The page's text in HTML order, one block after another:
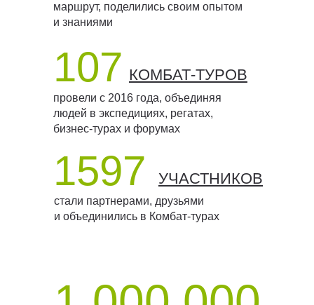
КОМБАТ-ТУРОВ
провели с 2016 года, объединяя
людей в экспедициях, регатах,
бизнес-турах и форумах
стали партнерами, друзьями
и объединились в Комбат-турах
УЧАСТНИКОВ
маршрут, поделились своим опытом
и знаниями
107
1597